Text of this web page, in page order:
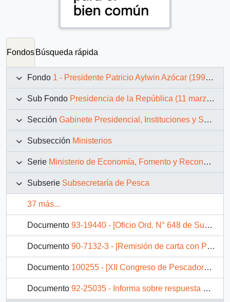
Fondos Búsqueda rápida
Fondo 1 - Presidente Patricio Aylwin Azócar (1990-1994)
Sub Fondo Presidencia de la República (11 marzo 1990 – 11 marzo 1994)
Sección Gabinete Presidencial, Instituciones y Servicios
Subsección Ministerios
Serie Ministerio de Economía, Fomento y Reconstrucción
Subserie Subsecretaría de Pesca
37 más...
Documento 93-19440 - [Oficio Ord. N° 648 de Subsecretario de Pesca, remite copia de carta respuesta que se indica]
Documento 90-7132-3 - [Remisión de carta con Proposiciones sobre la Ley de Pesca]
Documento 100255 - [XII Congreso de Pescadores Artesanales de Chile]
Documento 92-25035 - Informa sobre respuesta a Consejo de Defensa de la Pesca Artesanal de la X Región y Asoc. Gremial de Industriales Pesqueros de la X y XI Región